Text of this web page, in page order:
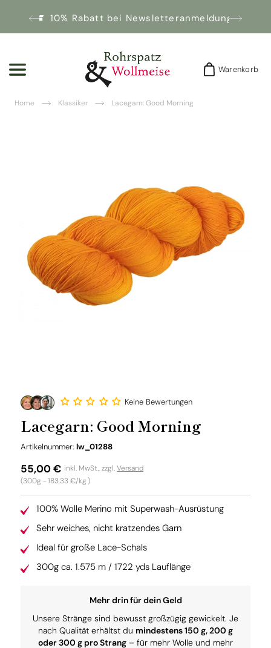
10% Rabatt bei Newsletteranmeldung!
Warenkorb
Warenkorb
Home Klassiker Lacegarn: Good Morning
Keine Bewertungen
Lacegarn: Good Morning
Artikelnummer: SKU:
lw_01288
Normaler
Preis
55,00 €
(300g -Grundpreis
183,33 €/kg)
inkl. MwSt., zzgl.Versand
100% Wolle Merino mit Superwash-Ausrüstung
Sehr weiches, nicht kratzendes Garn
Ideal für große Lace-Schals
300g ca. 1.575 m / 1722 yds Lauflänge
Mehr drin für dein Geld
Unsere Stränge sind bewusst großzügig gewickelt. Je
nach Qualität erhältst du mindestens 150 g, 200 g
oder 300 g pro Strang – für mehr Wolle und mehr